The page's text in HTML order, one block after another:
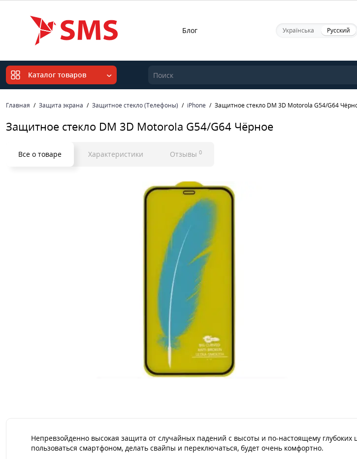
Блог Українська Русский
Каталог товаров
Главная Защита экрана Защитное стекло (Телефоны) iPhone Защитное стекло DM 3D Motorola G54/G64
Защитное стекло DM 3D Motorola G54/G64 Чёрное
Все о товаре Характеристики Отзывы 0
Непревзойденно высокая защита от случайных падений с высоты и по-настоящему
пользоваться смартфоном, делать свайпы и переключаться, будет очень комфортно.